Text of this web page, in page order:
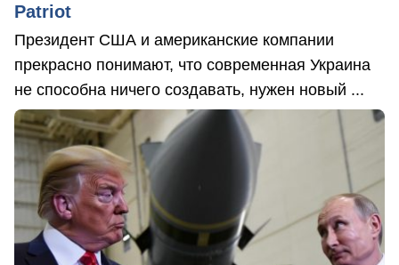
Patriot
Президент США и американские компании
прекрасно понимают, что современная Украина
не способна ничего создавать, нужен новый ...